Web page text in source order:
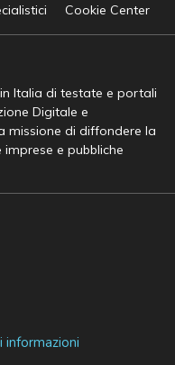
Cookie Center
Italia di testate e portali
Digitale e
missione di diffondere la
e pubbliche